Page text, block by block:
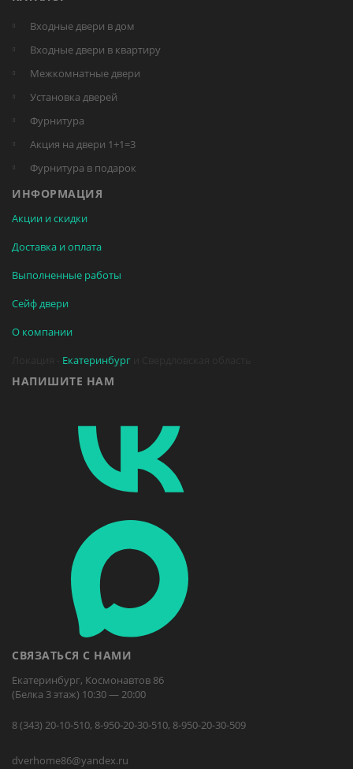
Входные двери в дом
Входные двери в квартиру
Межкомнатные двери
Установка дверей
Фурнитура
Акция на двери 1+1=3
Фурнитура в подарок
ИНФОРМАЦИЯ
Акции и скидки
Доставка и оплата
Выполненные работы
Сейф двери
О компании
Екатеринбург
НАПИШИТЕ НАМ
СВЯЗАТЬСЯ С НАМИ
Екатеринбург, Космонавтов 86
(Белка 3 этаж) 10:30 — 20:00
8 (343) 20-10-510, 8-950-20-30-510, 8-950-20-30-509
dverhome86@yandex.ru